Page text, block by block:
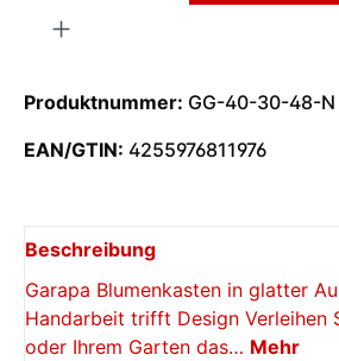
Produktnummer: GG-40-30-48-N
EAN/GTIN: 4255976811976
Beschreibung
Garapa Blumenkasten in glatter
Handarbeit trifft Design Verleihen
oder Ihrem Garten das… Mehr